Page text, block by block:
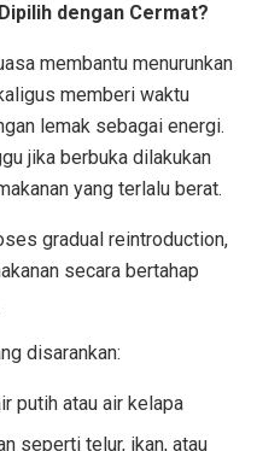
dengan Cermat?
membantu menurunkan
memberi waktu
lemak sebagai energi.
jika berbuka dilakukan
yang terlalu berat.
gradual reintroduction,
secara bertahap
disarankan:
putih atau air kelapa
seperti telur, ikan, atau